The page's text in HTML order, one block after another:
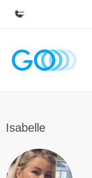
Home
Vind een kantoor
Isabelle